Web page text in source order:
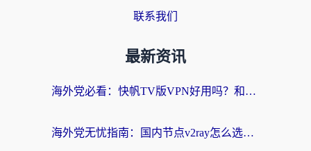
联系我们
最新资讯
海外党必看：快帆TV版VPN好用吗？和快游VPN对比哪个回国效果更好？附实用避坑指南
海外党无忧指南：国内节点v2ray怎么选？一键回国VPN+多场景实测帮你避坑